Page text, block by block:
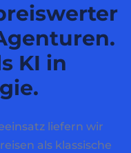
KI in
liefern wir
als klassische